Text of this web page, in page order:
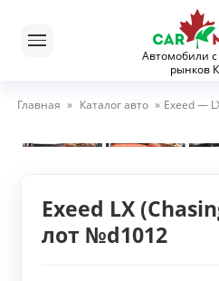
Автомобили с
рынков
Главная » Каталог авто » Exeed —
Exeed LX
лот №d1012